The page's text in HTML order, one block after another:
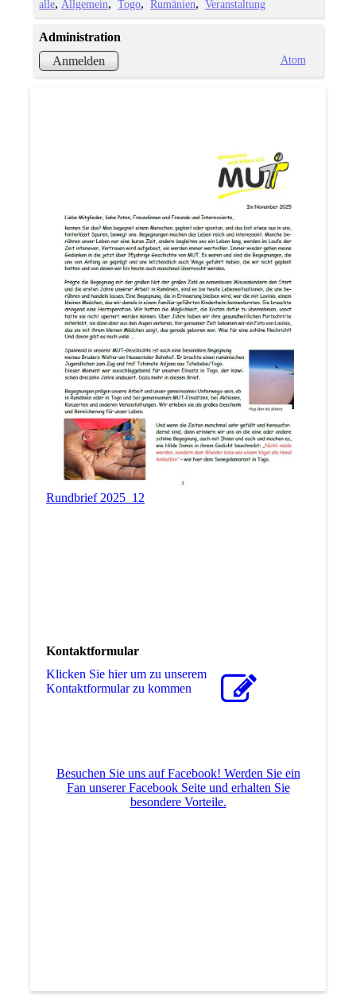
alle Allgemein Togo Rumänien Veranstaltung
Administration
Anmelden
Atom
Rundbrief 2025_12
Kontaktformular
Klicken Sie hier um zu unserem
Kon­takt­for­mu­lar zu kommen
Besuchen Sie uns auf Facebook! Werden Sie ein
Fan unserer Facebook Seite und erhalten Sie
besondere Vorteile.